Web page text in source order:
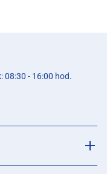
08:30 - 16:00 hod.